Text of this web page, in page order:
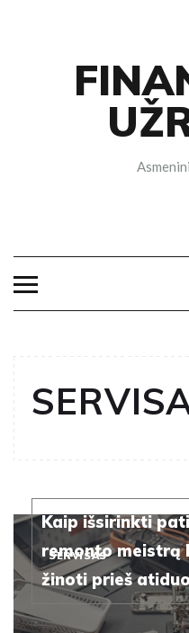
SERVISAS
Kaip išsirinkti
remonto meistrą
žinoti prieš